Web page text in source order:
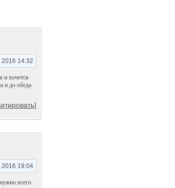
2016 14:32
и хочется
и до обеда
2016 19:04
всего